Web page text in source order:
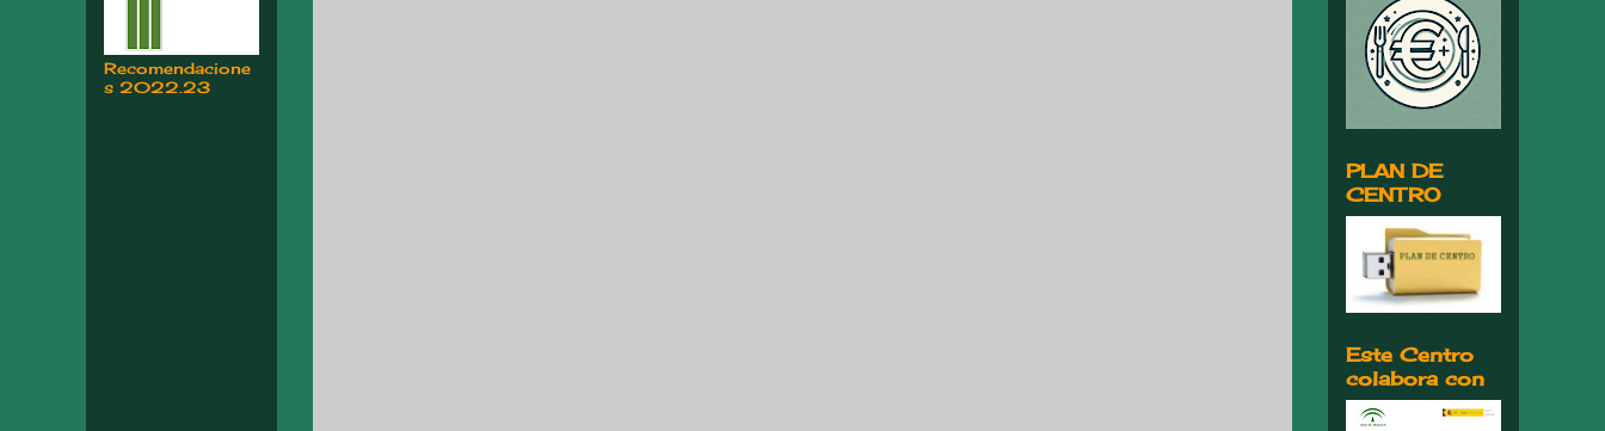
Recomendacione
s 2022.23
PLAN DE
CENTRO
Este Centro
colabora con